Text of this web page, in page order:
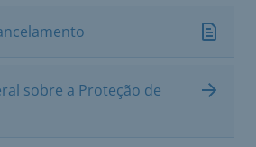
sobre a Proteção de